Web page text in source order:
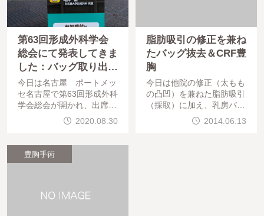
第63回形成外科学会
総会にて発表してきま
した：バッグ取り出し
と同時の脂肪（ＣＲＦ
）豊胸の良好な成績に
関しての発表
今日は名古屋 ポートメッ
セ名古屋で第63回形成外科
学会総会が開かれ、出席し
てきました。私はシンポジ
ウム ”乳房インプラント
ジストとして発表してきま
した。
2020.08.30
脂肪吸引の修正を兼ね
たバッグ抜去＆CRF豊
胸
今日は他院の修正（太もも
の凸凹）を兼ねた脂肪吸引
（採取）に加え、乳房バッ
グの摘出と同時のコンデン
スリッチ豊胸、そしてマイ
2014.06.13
豊胸手術